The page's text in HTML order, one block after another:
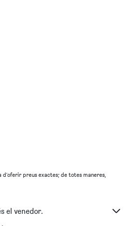
d'oferir preus exactes; de totes maneres,
el venedor.